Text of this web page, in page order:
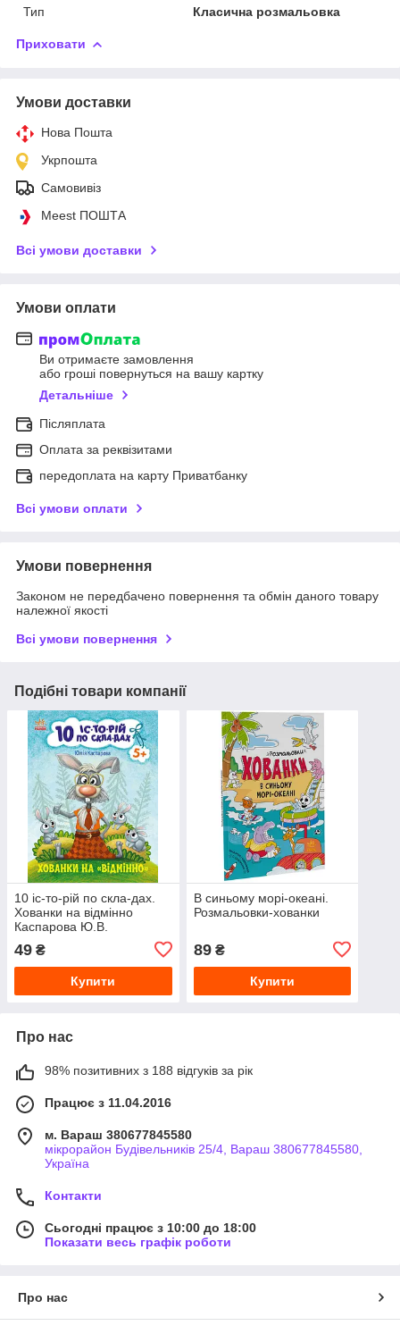
Тип
Класична розмальовка
Приховати
Умови доставки
Нова Пошта
Укрпошта
Самовивіз
Meest ПОШТА
Всі умови доставки
Умови оплати
Ви отримаєте замовлення
або гроші повернуться на вашу картку
Детальніше
Післяплата
Оплата за реквізитами
передоплата на карту Приватбанку
Всі умови оплати
Умови повернення
Законом не передбачено повернення та обмін даного товару
належної якості
Всі умови повернення
Подібні товари компанії
10 іс-то-рій по скла-дах.
Хованки на відмінно
Каспарова Ю.В.
49 ₴
Купити
В синьому морі-океані.
Розмальовки-хованки
89₴
Купити
Про нас
98% позитивних з 188 відгуків за рік
Працює з 11.04.2016
м. Вараш 380677845580
мікрорайон Будівельників 25/4, Вараш 380677845580,
Україна
Контакти
Сьогодні працює з 10:00 до 18:00
Показати весь графік роботи
Про нас